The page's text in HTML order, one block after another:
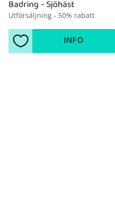
Badring - Sjöhäst
Utförsäljning - 50% rabatt
Lägg till i favoriter
INFO